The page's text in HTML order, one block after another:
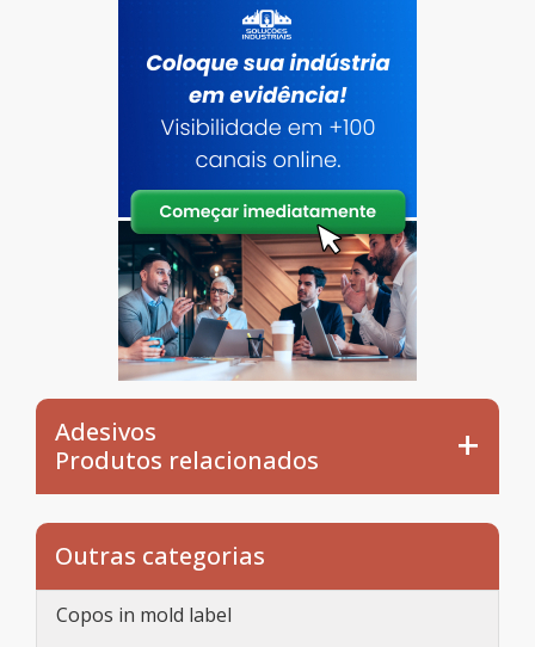
Adesivos
Produtos relacionados
Outras categorias
Copos in mold label